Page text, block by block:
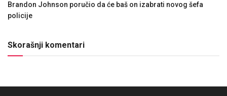
Brandon Johnson poručio da će baš on izabrati novog šefa
policije
Skorašnji komentari